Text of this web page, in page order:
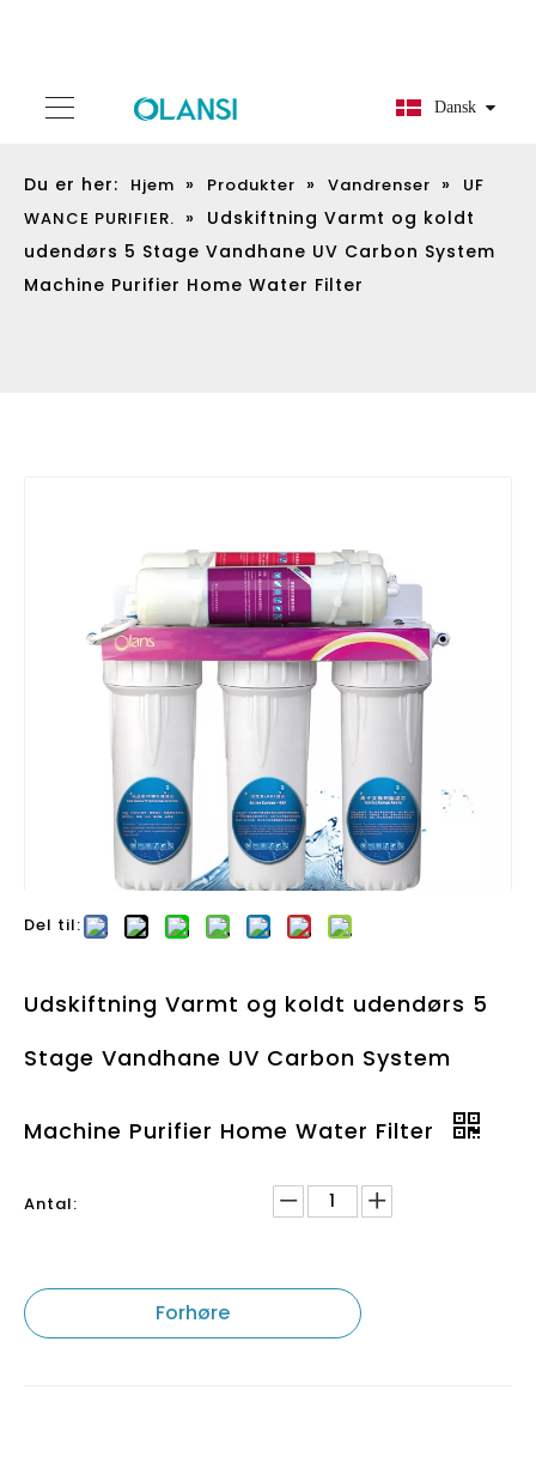
Dansk
Du er her: Hjem » Produkter » Vandrenser »
UF
WANCE PURIFIER. »
Udskiftning Varmt og koldt
udendørs 5 Stage Vandhane UV Carbon System
Machine Purifier Home Water Filter
Del til:
Udskiftning Varmt og koldt udendørs 5
Stage Vandhane UV Carbon System
Machine Purifier Home Water Filter
Antal:
Forhøre